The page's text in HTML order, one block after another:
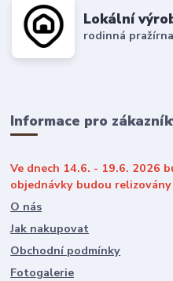
Lokální
rodinná
Informace pro
Ve dnech 14.6. - 19.6. 2026
objednávky budou
O nás
Jak nakupovat
Obchodní podmínky
Fotogalerie